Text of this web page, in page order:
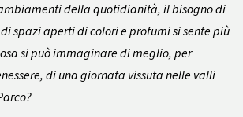
della quotidianità, il bisogno di
spazi aperti di colori e profumi si sente più
si può immaginare di meglio, per
di una giornata vissuta nelle valli